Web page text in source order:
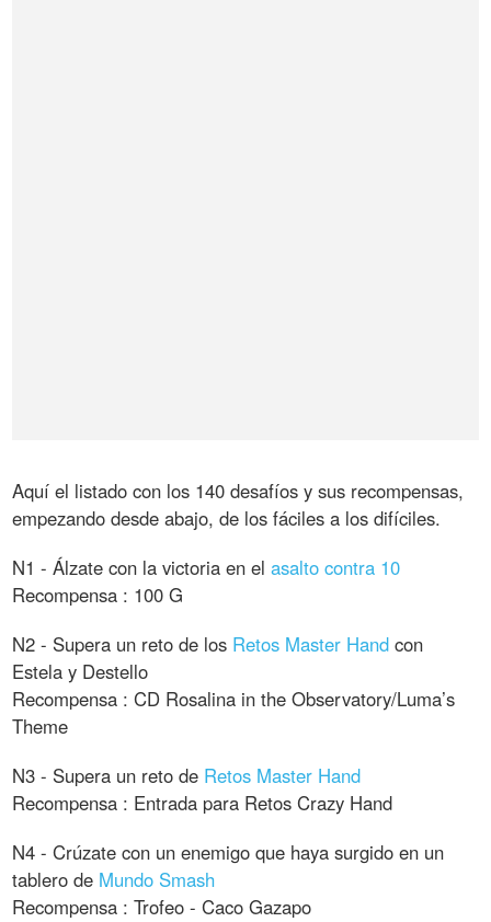
Aquí el listado con los 140 desafíos y sus recompensas,
empezando desde abajo, de los fáciles a los difíciles.
N1 - Álzate con la victoria en elasalto contra 10
Recompensa : 100 G
N2 - Supera un reto de los Retos Master Hand con
Estela y Destello
Recompensa : CD Rosalina in the Observatory/Luma’s
Theme
N3 - Supera un reto de Retos Master Hand
Recompensa : Entrada para Retos Crazy Hand
N4 - Crúzate con un enemigo que haya surgido en un
tablero de Mundo Smash
Recompensa : Trofeo - Caco Gazapo